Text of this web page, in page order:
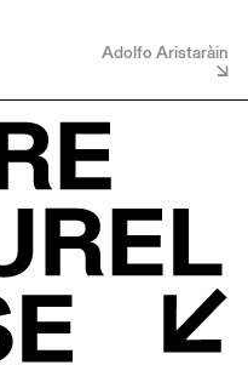
Adolfo Aristaràin